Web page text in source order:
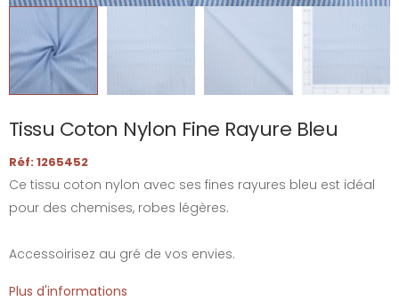
Tissu Coton Nylon Fine Rayure Bleu
Réf: 1265452
Ce tissu coton nylon avec ses fines rayures bleu est idéal
pour des chemises, robes légères.
Accessoirisez au gré de vos envies.
Plus d'informations